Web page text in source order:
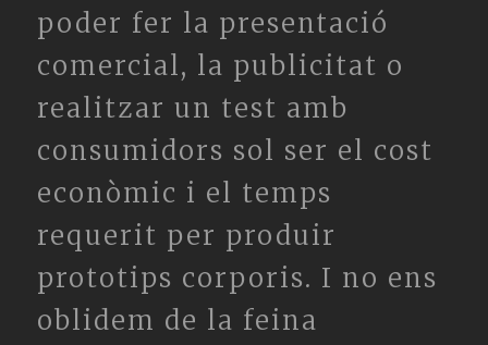
poder fer la presentació
comercial, la publicitat o
realitzar un test amb
consumidors sol ser el cost
econòmic i el temps
requerit per produir
prototips corporis. I no ens
oblidem de la feina